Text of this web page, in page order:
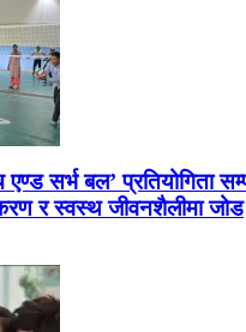
एण्ड सर्भ बल’ प्रतियोगिता
र स्वस्थ जीवनशैलीमा जोड